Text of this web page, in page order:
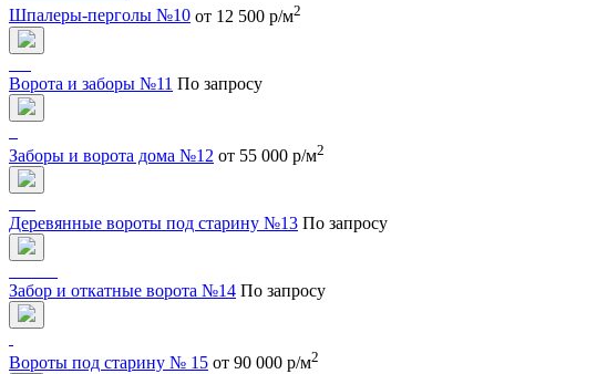
Шпалеры-перголы №10 от 12 500 р/м2
Ворота и заборы №11 По запросу
Заборы и ворота дома №12 от 55 000 р/м2
Деревянные вороты под старину №13 По запросу
Забор и откатные ворота №14 По запросу
Вороты под старину № 15 от 90 000 р/м2